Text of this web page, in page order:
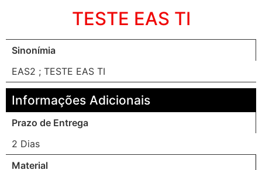
TESTE EAS TI
Sinonímia
EAS2 ; TESTE EAS TI
Informações Adicionais
Prazo de Entrega
2 Dias
Material